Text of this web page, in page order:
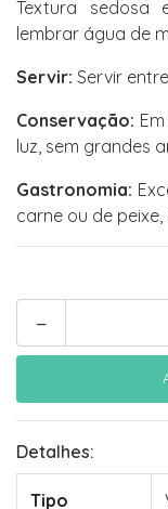
Textura sedosa
lembrar água de
Servir: Servir entre
Conservação:
luz, sem grandes
Gastronomia:
carne ou de
-
Detalhes:
Tipo